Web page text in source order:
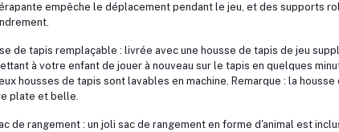
empêche le déplacement pendant le jeu, et des supports
de tapis remplaçable : livrée avec une housse de tapis de jeu
à votre enfant de jouer à nouveau sur le tapis en quelques
housses de tapis sont lavables en machine. Remarque : la
plate et belle.
de rangement : un joli sac de rangement en forme d'animal est